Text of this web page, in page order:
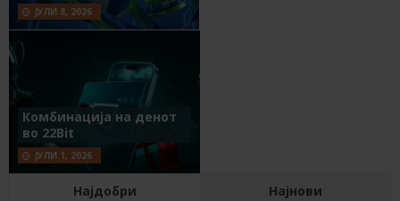
ЈУЛИ 8, 2026
Комбинација на денот
во 22Bit
ЈУЛИ 1, 2026
Најдобри Најнови